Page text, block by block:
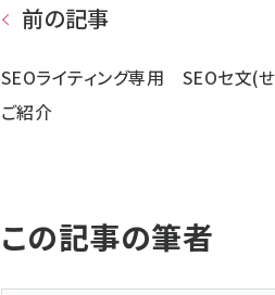
前の記事
SEOライティング専用 SEOセ文(
ご紹介
この記事の筆者